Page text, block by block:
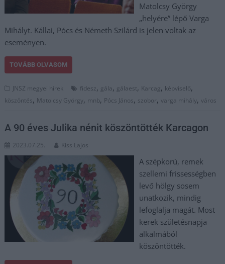
Matolcsy György
„helyére” lépő Varga
Mihályt. Kállai, Pócs és Németh Szilárd is jelen voltak az
eseményen.
TOVÁBB OLVASOM
JNSZ megyei hírek fidesz, gála, gálaest, Karcag, képviselő,
köszöntés, Matolcsy György, mnb, Pócs János, szobor,varga mihály,város
A 90 éves Julika nénit köszöntötték Karcagon
2023.07.25. Kiss Lajos
A szépkorú, remek
szellemi frissességben
levő hölgy sosem
unatkozik, mindig
lefoglalja magát. Most
kerek születésnapja
alkalmából
köszöntötték.